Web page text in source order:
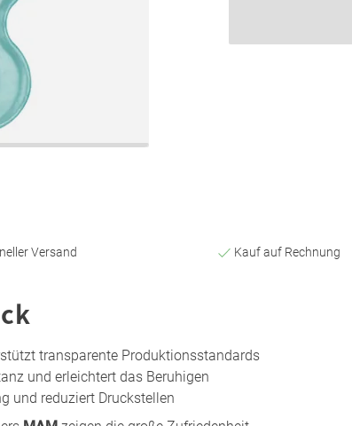
Versand Kauf auf Rechnung
transparente Produktionsstandards
und erleichtert das Beruhigen
und reduziert Druckstellen